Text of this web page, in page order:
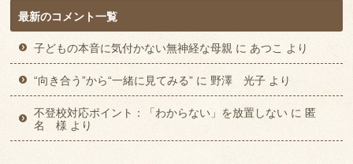
最新のコメント一覧
子どもの本音に気付かない無神経な母親 にあつこ より
“向き合う”から“一緒に見てみる” に 野澤 光子 より
不登校対応ポイント：「わからない」を放置しない に 匿
名 様 より